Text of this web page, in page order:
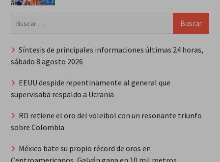
Síntesis de principales informaciones últimas 24 horas,
sábado 8 agosto 2026
EEUU despide repentinamente al general que
supervisaba respaldo a Ucrania
RD retiene el oro del voleibol con un resonante triunfo
sobre Colombia
México bate su propio récord de oros en
Centroamericanos, Galván gana en 10 mil metros